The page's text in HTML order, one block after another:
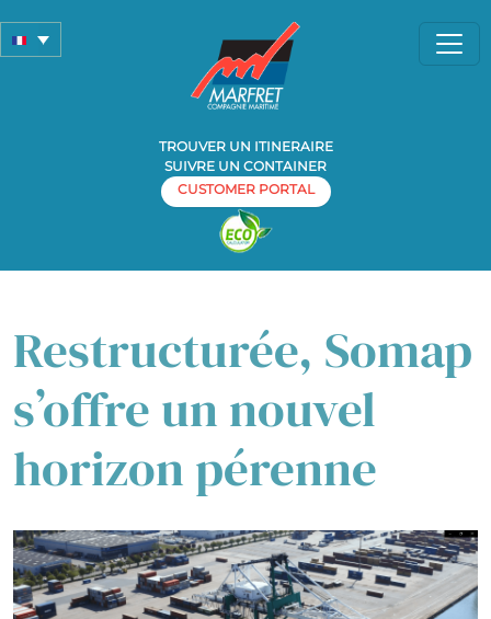
TROUVER UN ITINERAIRE
SUIVRE UN CONTAINER
CUSTOMER PORTAL
Transport multipurpose» Restructurée, Somap s’offre
Restructurée, Somap
s’offre un nouvel
horizon pérenne